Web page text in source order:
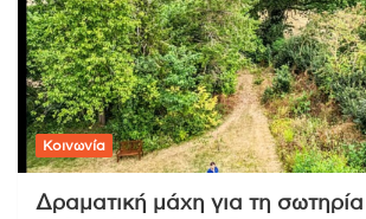
Κοινωνία
Δραματική μάχη για τη σωτηρία